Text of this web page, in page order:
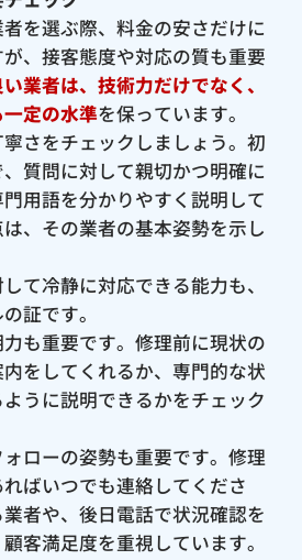
を選ぶ際、料金の安さだけに
、接客態度や対応の質も重要
業者は、技術力だけでなく、
定の水準を保っています。
さをチェックしましょう。初
質問に対して親切かつ明確に
用語を分かりやすく説明して
、その業者の基本姿勢を示し
て冷静に対応できる能力も、
証です。
も重要です。修理前に現状の
をしてくれるか、専門的な状
うに説明できるかをチェック
ローの姿勢も重要です。修理
ばいつでも連絡してくださ
者や、後日電話で状況確認を
客満足度を重視しています。